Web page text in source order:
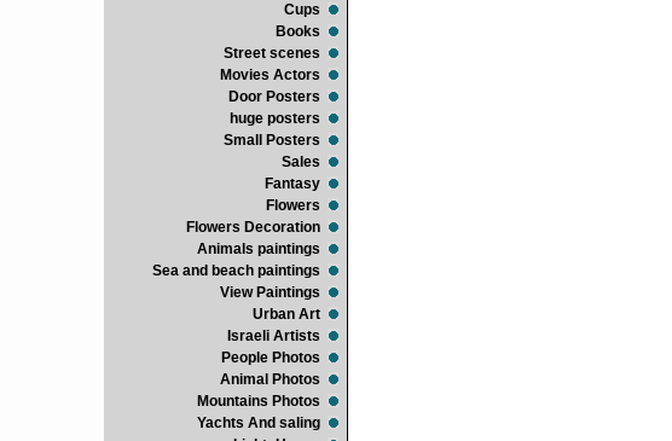
Cups
Books
Street scenes
Movies Actors
Door Posters
huge posters
Small Posters
Sales
Fantasy
Flowers
Flowers Decoration
Animals paintings
Sea and beach paintings
View Paintings
Urban Art
Israeli Artists
People Photos
Animal Photos
Mountains Photos
Yachts And saling